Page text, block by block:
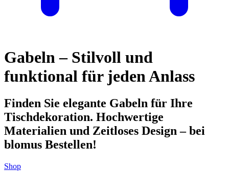
Gabeln – Stilvoll und
funktional für jeden Anlass
Finden Sie elegante Gabeln für Ihre
Tischdekoration. Hochwertige
Materialien und Zeitloses Design – bei
blomus Bestellen!
Shop